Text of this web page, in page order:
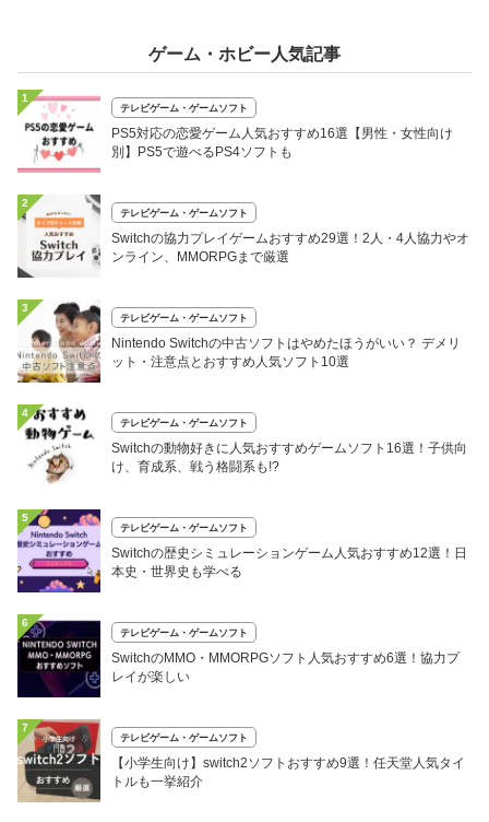
ゲーム・ホビー人気記事
1
テレビゲーム・ゲームソフト
PS5対応の恋愛ゲーム人気おすすめ16選【男性・女性向け
別】PS5で遊べるPS4ソフトも
2
テレビゲーム・ゲームソフト
Switchの協力プレイゲームおすすめ29選！2人・4人協力やオ
ンライン、MMORPGまで厳選
3
テレビゲーム・ゲームソフト
Nintendo Switchの中古ソフトはやめたほうがいい？ デメリ
ット・注意点とおすすめ人気ソフト10選
4
テレビゲーム・ゲームソフト
Switchの動物好きに人気おすすめゲームソフト16選！子供向
け、育成系、戦う格闘系も!?
5
テレビゲーム・ゲームソフト
Switchの歴史シミュレーションゲーム人気おすすめ12選！日
本史・世界史も学べる
6
テレビゲーム・ゲームソフト
SwitchのMMO・MMORPGソフト人気おすすめ6選！協力プ
レイが楽しい
7
テレビゲーム・ゲームソフト
【小学生向け】switch2ソフトおすすめ9選！任天堂人気タイ
トルも一挙紹介